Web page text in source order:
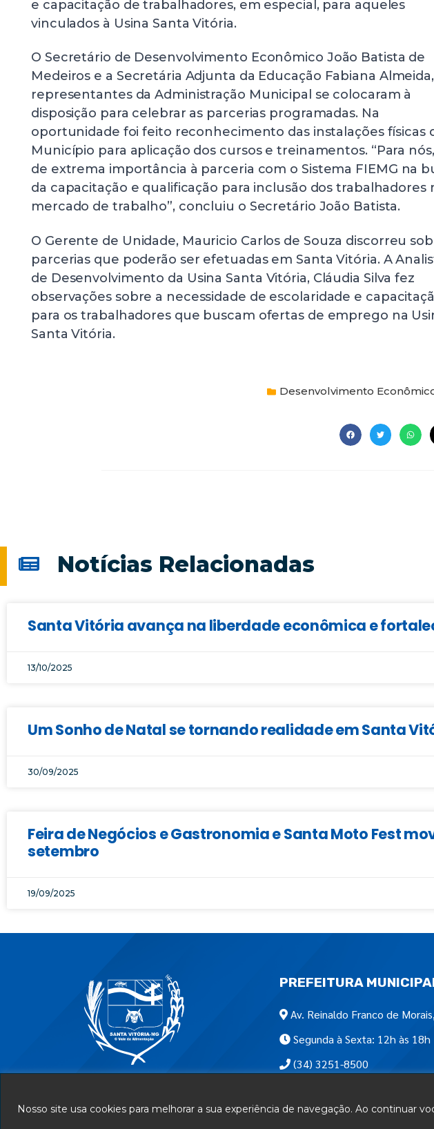
Nosso site usa cookies para melhorar a sua experiência de navegação. Ao continuar
e capacitação de trabalhadores, em especial, para aqueles
vinculados à Usina Santa Vitória.
O Secretário de Desenvolvimento Econômico João Batista de
Medeiros e a Secretária Adjunta da Educação Fabiana Almeida,
representantes da Administração Municipal se colocaram à
disposição para celebrar as parcerias programadas. Na
oportunidade foi feito reconhecimento das instalações físicas
Município para aplicação dos cursos e treinamentos. “Para
de extrema importância à parceria com o Sistema FIEMG na
da capacitação e qualificação para inclusão dos trabalhadores
mercado de trabalho”, concluiu o Secretário João Batista.
O Gerente de Unidade, Mauricio Carlos de Souza discorreu
parcerias que poderão ser efetuadas em Santa Vitória. A
de Desenvolvimento da Usina Santa Vitória, Cláudia Silva fez
observações sobre a necessidade de escolaridade e
para os trabalhadores que buscam ofertas de emprego na
Santa Vitória.
Desenvolvimento
Notícias Relacionadas
Santa Vitória avança na liberdade econômica e
13/10/2025
Um Sonho de Natal se tornando realidade em Santa
30/09/2025
Feira de Negócios e Gastronomia e Santa Moto Fest
setembro
19/09/2025
PREFEITURA
Av. Reinaldo Franco de
Segunda à Sexta: 12h às 18h
(34) 3251-8500